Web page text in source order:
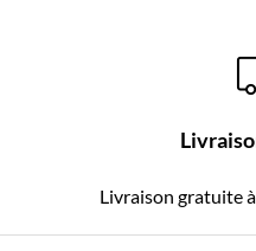
Livraison gratuite